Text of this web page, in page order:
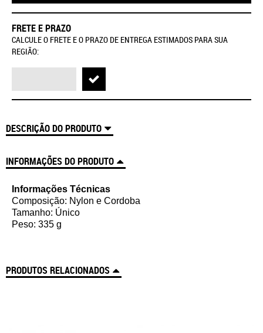
FRETE E PRAZO
CALCULE O FRETE E O PRAZO DE ENTREGA ESTIMADOS PARA SUA
REGIÃO:
DESCRIÇÃO DO PRODUTO
INFORMAÇÕES DO PRODUTO
Informações Técnicas
Composição: Nylon e Cordoba
Tamanho: Único
Peso: 335 g
PRODUTOS RELACIONADOS